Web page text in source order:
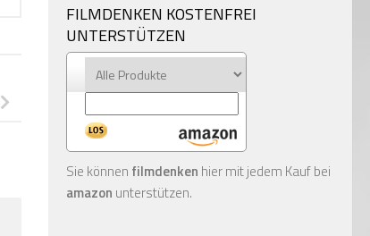
FILMDENKEN KOSTENFREI
UNTERSTÜTZEN
Sie können filmdenken hier mit jedem Kauf bei
amazon unterstützen.